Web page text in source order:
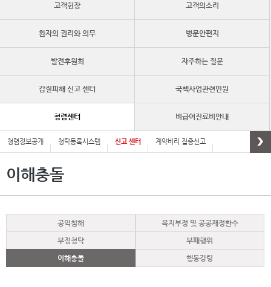
고객헌장 고객의소리
환자의 권리와 의무 병문안편지
발전후원회 자주하는 질문
갑질피해 신고 센터 국책사업관련민원
청렴센터 비급여진료비안내
청렴정보공개 청탁등록시스템 신고 센터 계약비리 집중신고
이해충돌
공익침해 복지부정 및 공공재정환수
부정청탁 부패행위
이해충돌 행동강령